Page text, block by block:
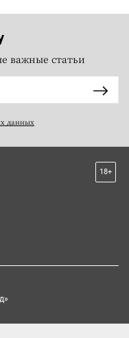
важные статьи
данных
18+